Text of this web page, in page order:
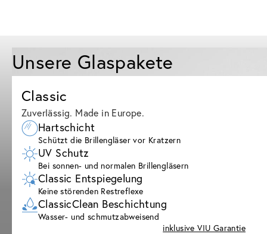
Unsere Glaspakete
Classic
Zuverlässig. Made in Europe.
Hartschicht
Schützt die Brillengläser vor Kratzern
UV Schutz
Bei sonnen- und normalen Brillengläsern
Classic Entspiegelung
Keine störenden Restreflexe
ClassicClean Beschichtung
Wasser- und schmutzabweisend
inklusive VIU Garantie